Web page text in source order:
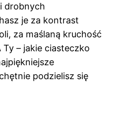
drobnych
je za kontrast
za maślaną kruchość
– jakie ciasteczko
podzielisz się